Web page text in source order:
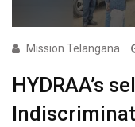
Mission Telangana
HYDRAA’s